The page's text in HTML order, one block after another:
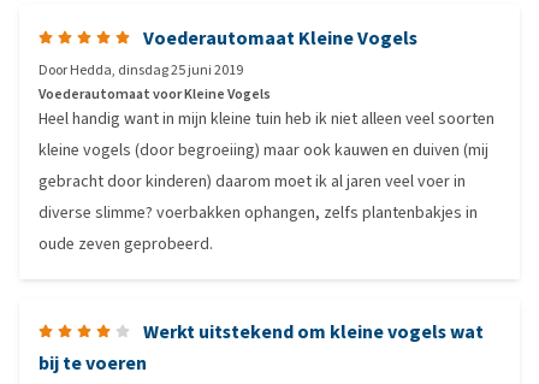
Voederautomaat Kleine Vogels
DoorHedda, dinsdag 25 juni 2019
Voederautomaat voor Kleine Vogels
Heel handig want in mijn kleine tuin heb ik niet alleen veel soorten
kleine vogels (door begroeiing) maar ook kauwen en duiven (mij
gebracht door kinderen) daarom moet ik al jaren veel voer in
diverse slimme? voerbakken ophangen, zelfs plantenbakjes in
oude zeven geprobeerd.
Werkt uitstekend om kleine vogels wat
bij te voeren